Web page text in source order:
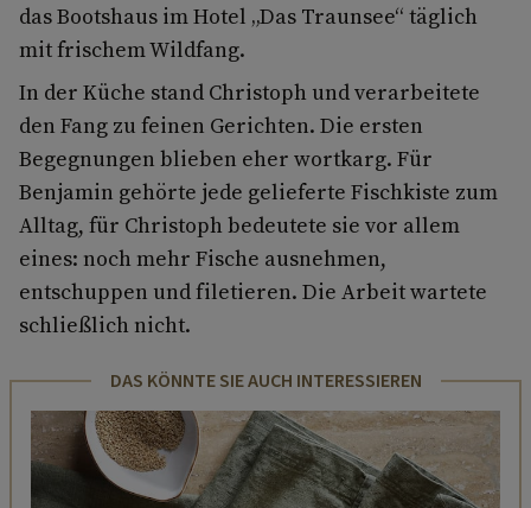
das Bootshaus im Hotel „Das Traunsee“ täglich
mit frischem Wildfang.
In der Küche stand Christoph und verarbeitete
den Fang zu feinen Gerichten. Die ersten
Begegnungen blieben eher wortkarg. Für
Benjamin gehörte jede gelieferte Fischkiste zum
Alltag, für Christoph bedeutete sie vor allem
eines: noch mehr Fische ausnehmen,
entschuppen und filetieren. Die Arbeit wartete
schließlich nicht.
DAS KÖNNTE SIE AUCH INTERESSIEREN